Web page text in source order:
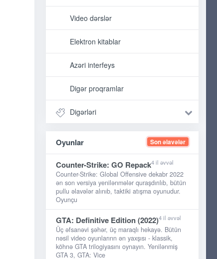
Video dərslər
Elektron kitablar
Azəri interfeys
Digər proqramlar
Digərləri
Oyunlar Son əlavələr
Counter-Strike: GO Repack4 il əvvəl
Counter-Strike: Global Offensive dekabr 2022
ən son versiya yenilənmələr quraşdırılıb, bütün
pullu əlavələr alınıb, taktiki atışma oyunudur.
Oyunçu
GTA: Definitive Edition (2022)4 il əvvəl
Üç əfsanəvi şəhər, üç maraqlı hekayə. Bütün
nəsil video oyunlarınn ən yaxşısı - klassik,
köhnə GTA trilogiyasını oynayın. Yenilənmiş
GTA 3, GTA: Vice